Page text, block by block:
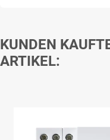
KUNDEN
ARTIKEL: